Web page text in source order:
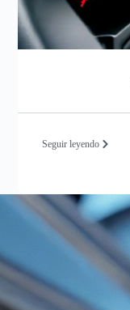
Seguir leyendo